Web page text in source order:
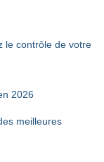
le contrôle de votre
2026
meilleures